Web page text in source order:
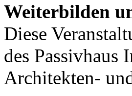
Weiterbilden
Diese
des Passivhaus
Architekten-